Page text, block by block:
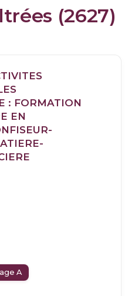
(2627)
: FORMATION
EN
A